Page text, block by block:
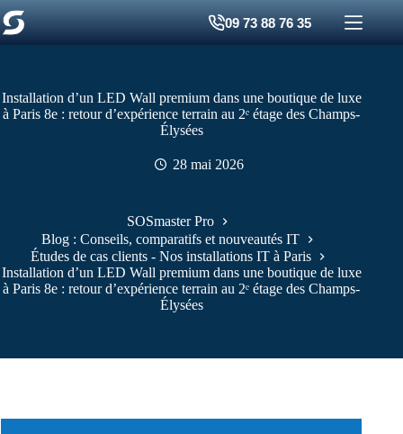
Passer
au
contenu
09 73 88 76 35
Installation d’un LED Wall premium dans une boutique de luxe
à Paris 8e : retour d’expérience terrain au 2ᵉ étage des Champs-
Élysées
28 mai 2026
SOSmaster Pro
Blog : Conseils, comparatifs et nouveautés IT
Études de cas clients - Nos installations IT à Paris
Installation d’un LED Wall premium dans une boutique de luxe
à Paris 8e : retour d’expérience terrain au 2ᵉ étage des Champs-
Élysées